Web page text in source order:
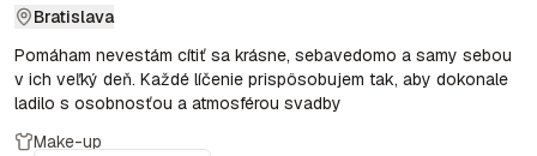
Bratislava
Pomáham nevestám cítiť sa krásne, sebavedomo a samy sebou
v ich veľký deň. Každé líčenie prispôsobujem tak, aby dokonale
ladilo s osobnosťou a atmosférou svadby
Make-up